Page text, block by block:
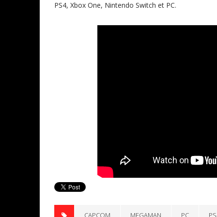
PS4, Xbox One, Nintendo Switch et PC.
CAPCOM MEGAMAN PC